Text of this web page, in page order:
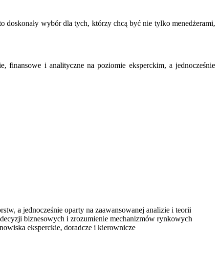
doskonały wybór dla tych, którzy chcą być nie tylko menedżerami,
finansowe i analityczne na poziomie eksperckim, a jednocześnie
a jednocześnie oparty na zaawansowanej analizie i teorii
biznesowych i zrozumienie mechanizmów rynkowych
eksperckie, doradcze i kierownicze